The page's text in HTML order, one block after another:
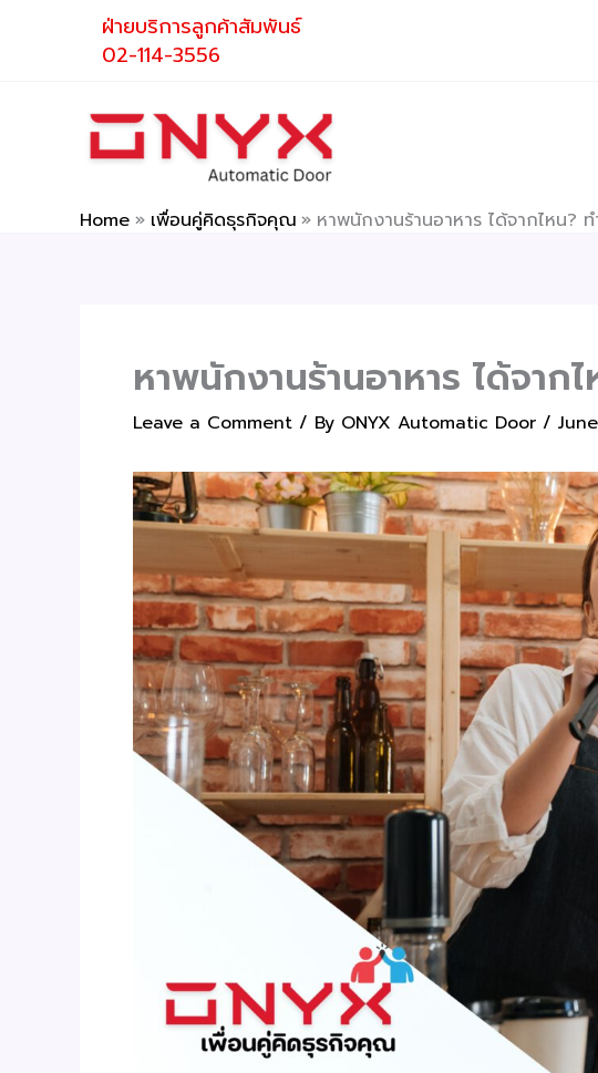
ฝ่ายบริการลูกค้าสัมพันธ์
02-114-3556
Home เพื่อนคู่คิดธุรกิจคุณ หาพนักงานร้านอาหาร ได้จากไหน?
หาพนักงานร้านอาหาร ได้จาก
Leave a Comment / By ONYX Automatic Door /